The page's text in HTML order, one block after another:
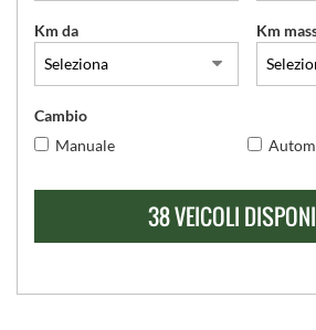
Km da Km
Cambio
Manuale
38 VEICOLI